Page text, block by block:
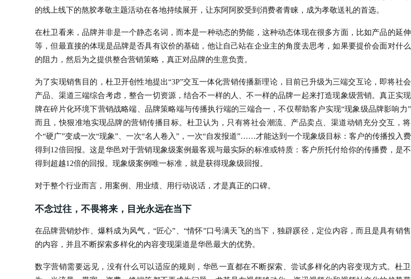
的线上线下的熬胶孝敬主题活动在各地持续展开，让东阿阿胶受到消费者青睐，成为孝敬送礼的首选。
在杜卫看来，品牌并非是一个静态名词，而本是一种动态的势能，这种动态体现在很多方面，比如产品的延
等，但最直接的体现是品牌是否具有议价的基础，他让自己站在企业主的角度去思考，如果要提价会面对什
的阻力，然后为之提供整合营销策略，真正对品牌的生意负责。
为了实现销售目的，杜卫开创性地提出“3P”交互一体化营销传播新理论，目前已升级为三端交互论，即将社会
产品、渠道三端综合考虑，整合一切资源，结合不一样的人、不一样的品牌一起来打造现象级营销。真正实
牌在碎片化环境下营销战略端、品牌策略端与传播执行端的三端合一，不仅帮助客户实现“现象级品牌影响力”
而且，快狠准地实现品牌的营销传播目标。杜卫认为，只有将社会潮流、产品卖点、渠道动销充分交互，
个“硬广”变成一次“现象”、一次“名人卷入”，一次“自发报道”……才能达到一个现象级目标：客户的传播投入费
得到12倍回报。这是华邑对于营销现象级案例最客观与最实际的标准或特质：客户所托付给你的传播费，是
得到超越12倍的回报。现象级案例唯一标准，就是获得现象级回报。
对于整个行业而言，用案例、用业绩、用行动说话，才是真正的口碑。
不念过往，不畏将来，目光永远在当下
在品牌营销炒作、爆料成为风气，“匠心”、“情怀”口号满天飞的当下，独辟蹊径，定位内容，而且是具有销
的内容，并且不断探索多样化的内容变现渠道是华邑最大的优势。
数字营销需要远见，没有什么可以适应的规则，华邑一直都在不断探索、尝试多样化的内容变现方式。杜